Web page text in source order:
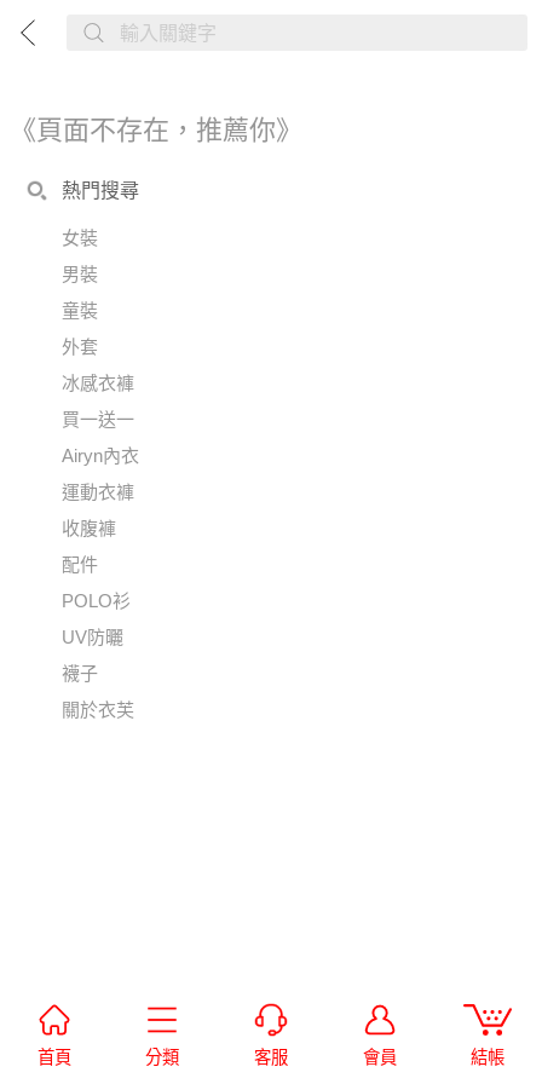
首頁 分類 客服 會員 結帳
《頁面不存在，推薦你》
熱門搜尋
女裝
男裝
童裝
外套
冰感衣褲
買一送一
Airyn內衣
運動衣褲
收腹褲
配件
POLO衫
UV防曬
襪子
關於衣芙